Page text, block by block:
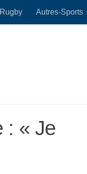
Rugby Autres-Sports
: « Je